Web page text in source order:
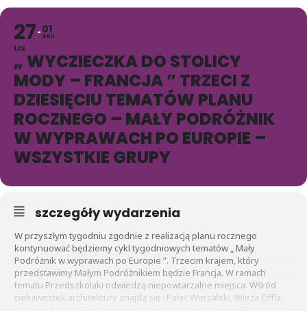
27
LIS
01
GRU
„ WYCZIECZKA DO STOLICY
MODY – FRANCJA ” TRZECI Z
DZIESIĘCIU TEMATÓW PLANU
ROCZNEGO – MAŁY PODRÓŻNIK
W WYPRAWACH PO EUROPIE –
WSZYSTKIE GRUPY
szczegóły wydarzenia
W przyszłym tygodniu zgodnie z realizacją planu rocznego
kontynuować będziemy cykl tygodniowych tematów „ Mały
Podróżnik w wyprawach po Europie ”. Trzecim krajem, który
przedstawimy Małym Podróżnikiem będzie Francja. W ramach
tematu Przedszkolaki odwiedzą niepowtarzalne miejsca. Wśród
ciekawostek architektury znajdą się : Pałac Wersalski, Wieża Eiffla,